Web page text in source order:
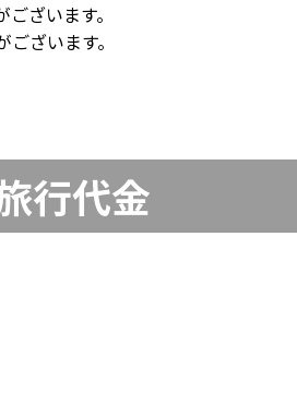
ざいます。
ざいます。
行代金